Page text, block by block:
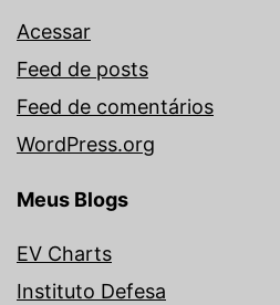
Acessar
Feed de posts
Feed de comentários
WordPress.org
Meus Blogs
EV Charts
Instituto Defesa